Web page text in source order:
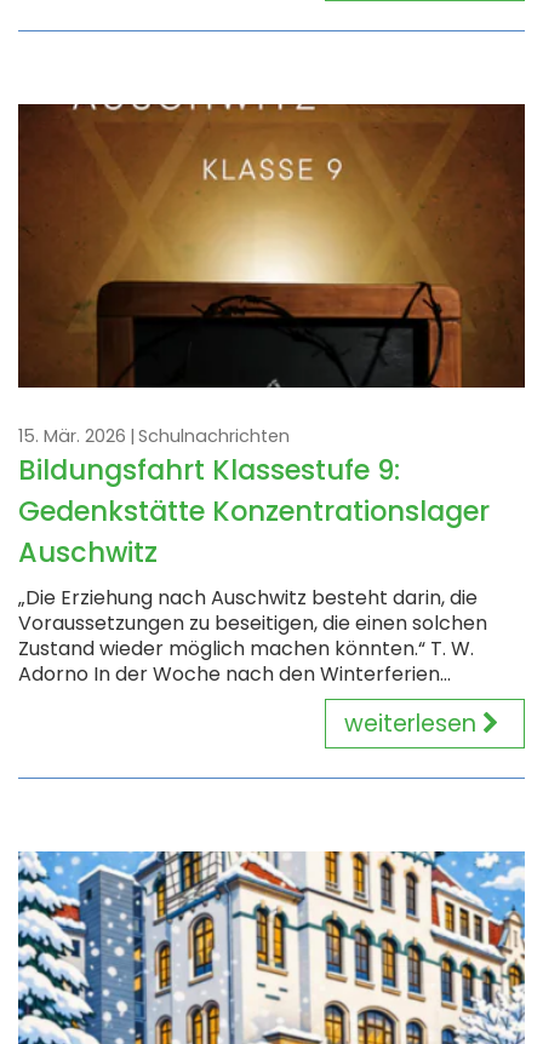
15. Mär. 2026 Schulnachrichten
Bildungsfahrt Klassestufe 9:
Gedenkstätte Konzentrationslager
Auschwitz
„Die Erziehung nach Auschwitz besteht darin, die
Voraussetzungen zu beseitigen, die einen solchen
Zustand wieder möglich machen könnten.“ T. W.
Adorno In der Woche nach den Winterferien...
weiterlesen